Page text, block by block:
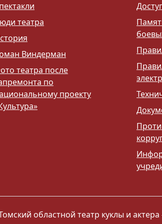
театра
Виндерман
театра после
по
проекту
областной театр куклы и